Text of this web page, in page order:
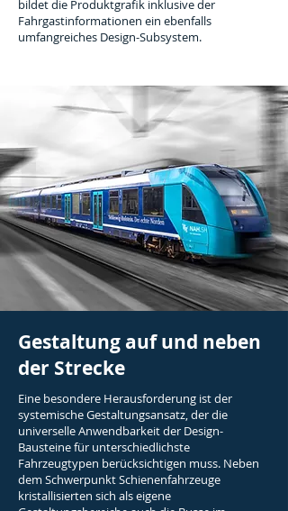
bildet die Produktgrafik inklusive der
Fahrgastinformationen ein ebenfalls
umfangreiches Design-Subsystem.
Gestaltung auf und neben
der Strecke
Eine besondere Herausforderung ist der
systemische Gestaltungsansatz, der die
universelle Anwendbarkeit der Design-
Bausteine für unterschiedlichste
Fahrzeugtypen berücksichtigen muss. Neben
dem Schwerpunkt Schienenfahrzeuge
kristallisierten sich als eigene